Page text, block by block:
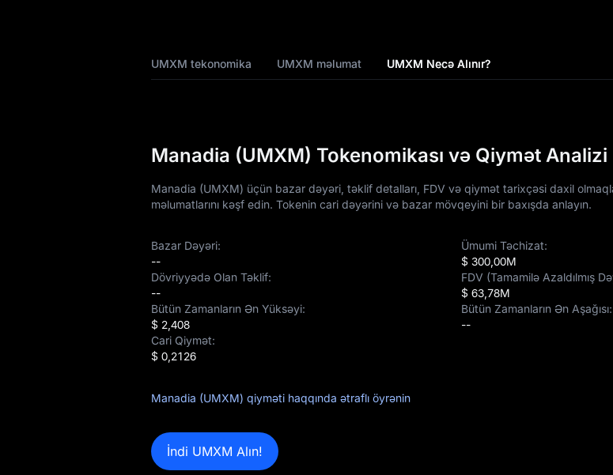
UMXM tekonomika UMXM məlumat UMXM Necə Alınır?
Manadia (UMXM) Tokenomikası və Qiymət Analizi
Manadia (UMXM) üçün bazar dəyəri, təklif detalları, FDV və qiymət tarixçəsi daxil
məlumatlarını kəşf edin. Tokenin cari dəyərini və bazar mövqeyini bir baxışda anlayın.
Bazar Dəyəri:
--
Ümumi Təchizat:
$ 300,00M
Dövriyyədə Olan Təklif:
--
FDV (Tamamilə Azaldılmış
$ 63,78M
Bütün Zamanların Ən Yüksəyi:
$ 2,408
Bütün Zamanların Ən Aşağısı:
--
Cari Qiymət:
$ 0,2126
Manadia (UMXM) qiyməti haqqında ətraflı öyrənin
İndi UMXM Alın!